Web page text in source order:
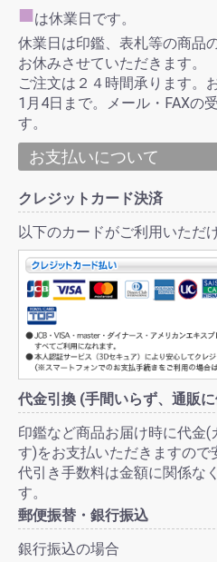
■は休業日です。
休業日は印鑑、表札等の商品
お休みさせていただきます。
ご注文は２４時間承ります。
1月4日まで。メール・FAXの
す。
お支払いについて
クレジットカード決済
以下のカードがご利用いただ
代金引換 (手間いらず、通販
印鑑など商品お届け時に代金(
す)をお支払いただきますので
代引き手数料は金額に関係な
す。
郵便振替・銀行振込
銀行振込の場合